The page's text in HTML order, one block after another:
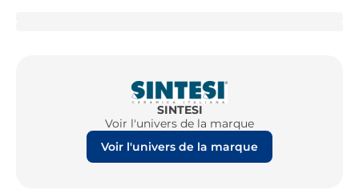
SINTESI
Voir l'univers de la marque
Voir l'univers de la marque